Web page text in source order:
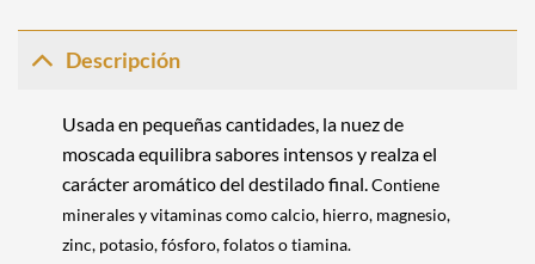
Descripción
Usada en pequeñas cantidades, la nuez de
moscada equilibra sabores intensos y realza el
carácter aromático del destilado final.Contiene
minerales y vitaminas como calcio, hierro, magnesio,
zinc, potasio, fósforo, folatos o tiamina.